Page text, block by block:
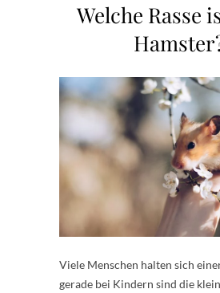
Welche Rasse
Viele Menschen halten sich
gerade bei Kindern sind die